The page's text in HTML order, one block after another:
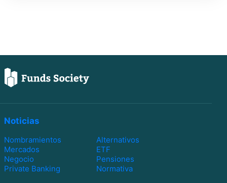
Noticias
Nombramientos
Alternativos
Mercados
ETF
Negocio
Pensiones
Private Banking
Normativa